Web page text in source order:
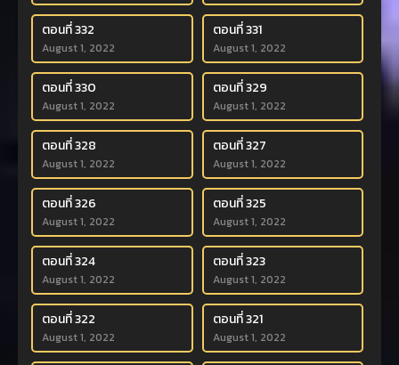
ตอนที่ 332
August 1, 2022
ตอนที่ 331
August 1, 2022
ตอนที่ 330
August 1, 2022
ตอนที่ 329
August 1, 2022
ตอนที่ 328
August 1, 2022
ตอนที่ 327
August 1, 2022
ตอนที่ 326
August 1, 2022
ตอนที่ 325
August 1, 2022
ตอนที่ 324
August 1, 2022
ตอนที่ 323
August 1, 2022
ตอนที่ 322
August 1, 2022
ตอนที่ 321
August 1, 2022